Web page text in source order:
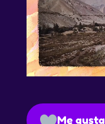
Me gusta